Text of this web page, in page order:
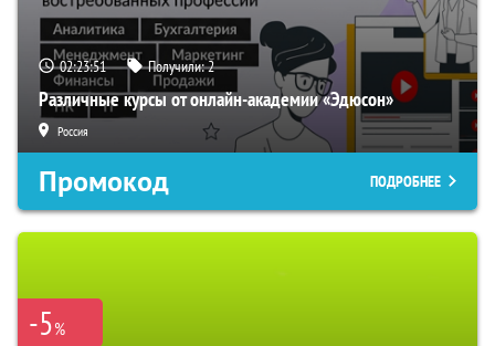
02:23:50 Получили:2
Различные курсы от онлайн-академии «Эдюсон»
Россия
Промокод ПОДРОБНЕЕ
-5%